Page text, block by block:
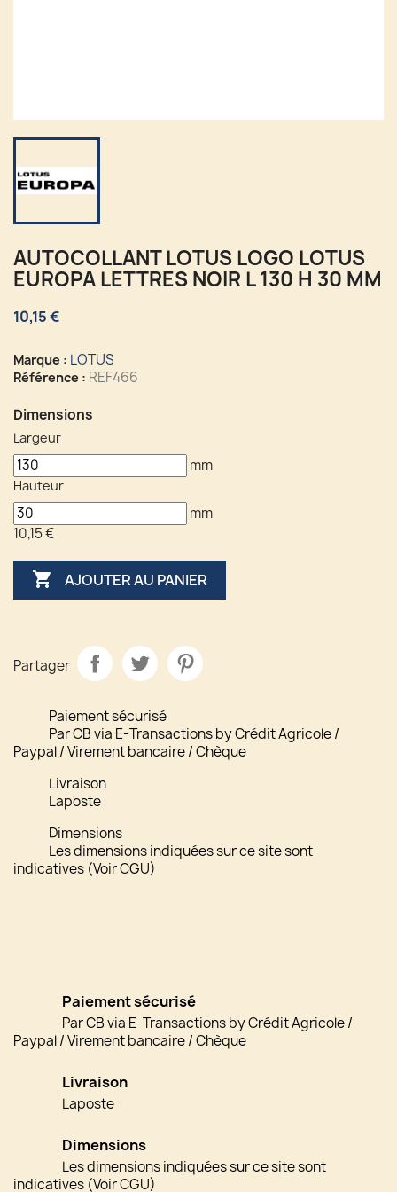
AUTOCOLLANT LOTUS LOGO LOTUS
EUROPA LETTRES NOIR L 130 H 30 MM
10,15 €
Marque : LOTUS
Référence : REF466
Dimensions
Largeur
mm
Hauteur
mm
10,15 €
 AJOUTER AU PANIER
Partager
Paiement sécurisé
Par CB via E-Transactions by Crédit Agricole /
Paypal / Virement bancaire / Chèque
Livraison
Laposte
Dimensions
Les dimensions indiquées sur ce site sont
indicatives (Voir CGU)
Paiement sécurisé
Par CB via E-Transactions by Crédit Agricole /
Paypal / Virement bancaire / Chèque
Livraison
Laposte
Dimensions
Les dimensions indiquées sur ce site sont
indicatives (Voir CGU)